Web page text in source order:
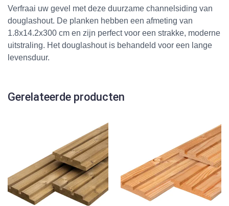
Verfraai uw gevel met deze duurzame channelsiding van
douglashout. De planken hebben een afmeting van
1.8x14.2x300 cm en zijn perfect voor een strakke, moderne
uitstraling. Het douglashout is behandeld voor een lange
levensduur.
Gerelateerde producten